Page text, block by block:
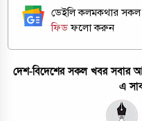
ডেইলি কলমকথার
ফিডফলো করুন
দেশ-বিদেশের সকল খবর সবার
এ